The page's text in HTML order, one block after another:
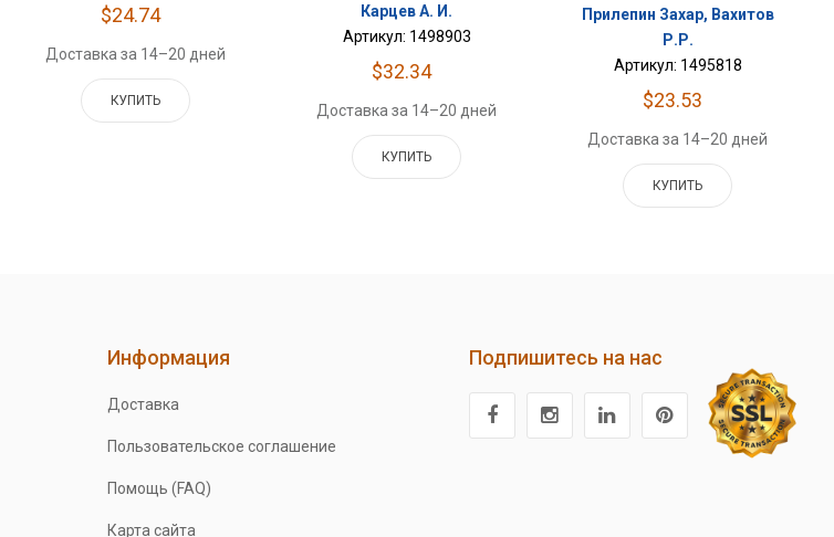
$24.74
Доставка за 14–20 дней
КУПИТЬ
Карцев А. И.
Артикул: 1498903
$32.34
Доставка за 14–20 дней
КУПИТЬ
Прилепин Захар, Вахитов
Р.Р.
Артикул: 1495818
$23.53
Доставка за 14–20 дней
КУПИТЬ
Информация
Доставка
Пользовательское соглашение
Помощь (FAQ)
Карта сайта
Подпишитесь на нас